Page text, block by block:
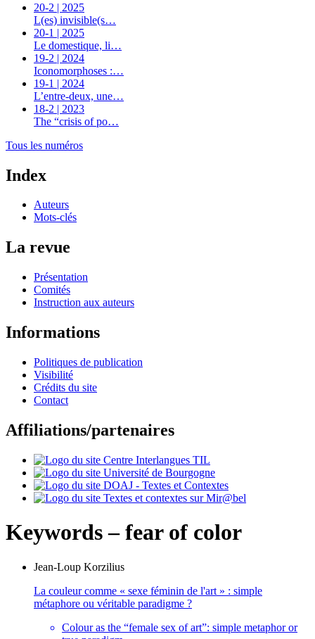
20-2 | 2025
L(es) invisible(s…
20-1 | 2025
Le domestique, li…
19-2 | 2024
Iconomorphoses :…
19-1 | 2024
L’entre-deux, une…
18-2 | 2023
The “crisis of po…
Tous les numéros
Index
Auteurs
Mots-clés
La revue
Présentation
Comités
Instruction aux auteurs
Informations
Politiques de publication
Visibilité
Crédits du site
Contact
Affiliations/partenaires
Keywords – fear of color
Jean-Loup Korzilius
La couleur comme « sexe féminin de l'art » : simple
métaphore ou véritable paradigme ?
Colour as the “female sex of art”: simple metaphor or